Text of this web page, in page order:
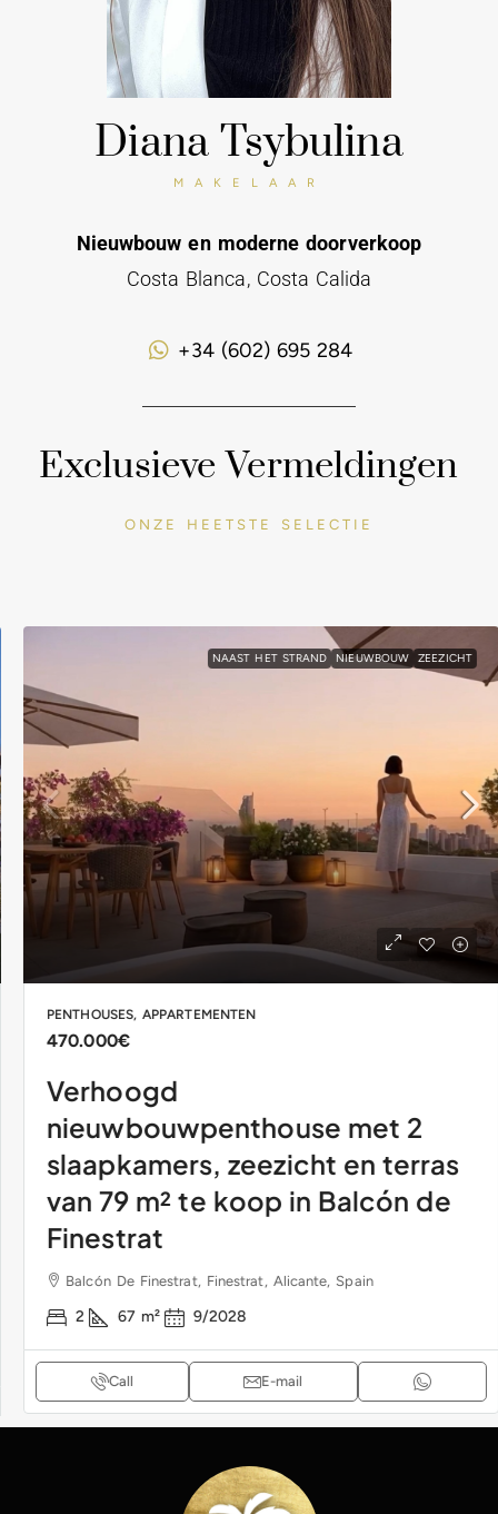
Diana Tsybulina
MAKELAAR
Nieuwbouw en moderne doorverkoop
Costa Blanca, Costa Calida
+34 (602) 695 284
Exclusieve Vermeldingen
ONZE HEETSTE SELECTIE
NAAST HET STRAND NIEUWBOUW ZEEZICHT
PENTHOUSES, APPARTEMENTEN
470.000€
Verhoogd
nieuwbouwpenthouse met 2
slaapkamers, zeezicht en terras
van 79 m² te koop in Balcón de
Finestrat
Balcón De Finestrat, Finestrat, Alicante, Spain
2 67 m² 9/2028
Call E-mail